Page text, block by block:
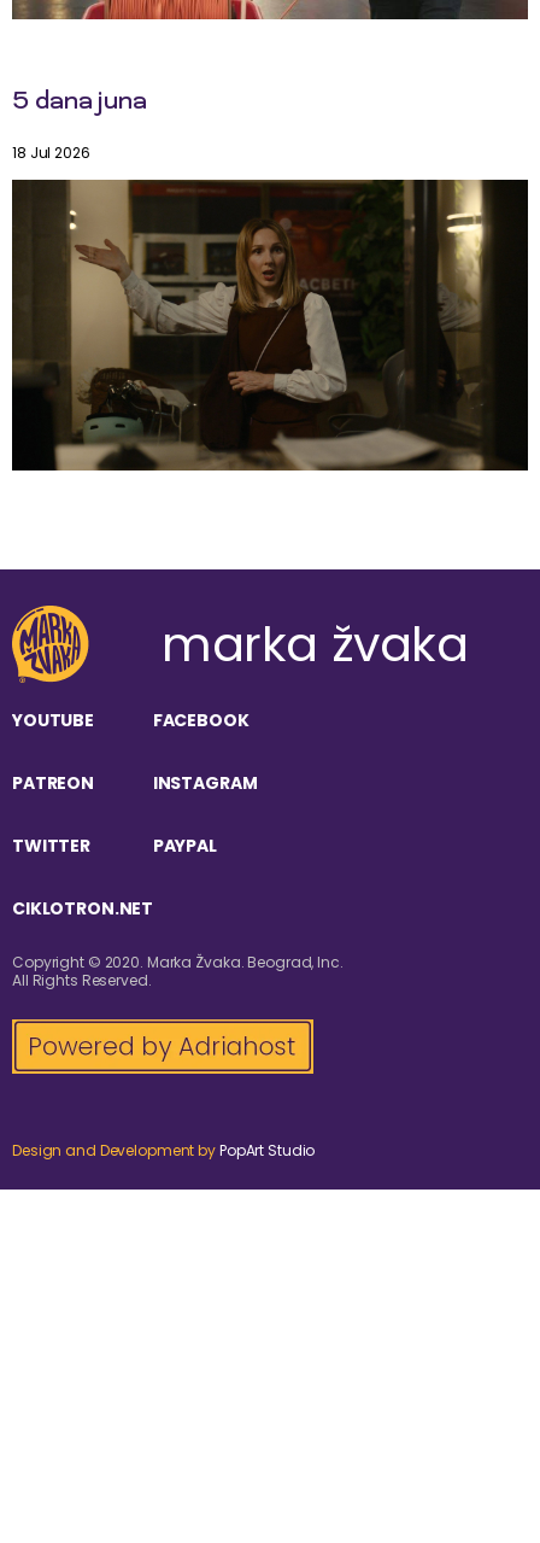
5 dana juna
18 Jul 2026
marka žvaka
YOUTUBE FACEBOOK
PATREON INSTAGRAM
TWITTER PAYPAL
CIKLOTRON.NET
Copyright © 2020. Marka Žvaka. Beograd, Inc.
All Rights Reserved.
Design and Development byPopArt Studio